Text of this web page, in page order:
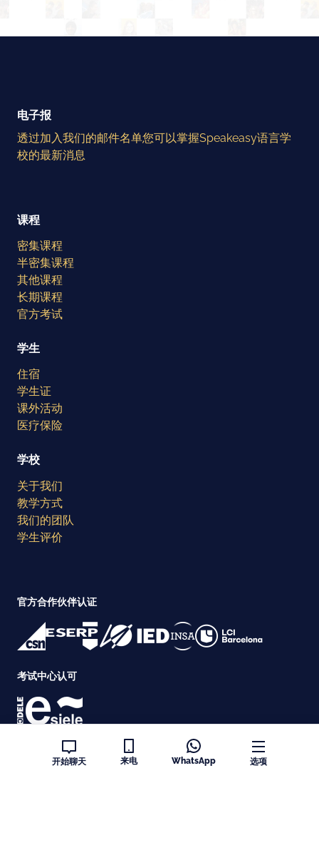
开始聊天 来电 WhatsApp 选项
电子报
透过加入我们的邮件名单您可以掌握Speakeasy语言学
校的最新消息
课程
密集课程
半密集课程
其他课程
长期课程
官方考试
学生
住宿
学生证
课外活动
医疗保险
学校
关于我们
教学方式
我们的团队
学生评价
官方合作伙伴认证
考试中心认可